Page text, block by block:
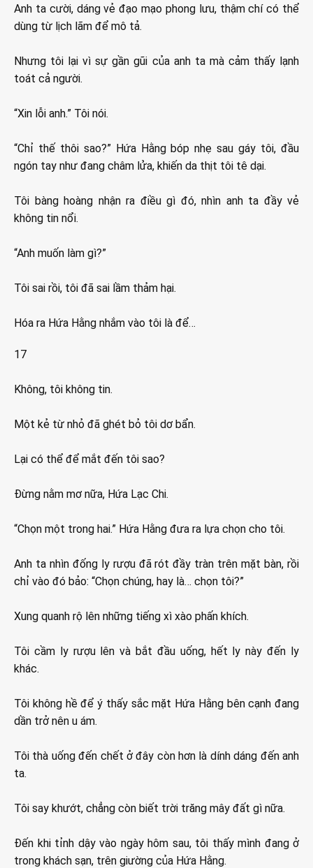
Anh ta cười, dáng vẻ đạo mạo phong lưu, thậm chí có thể
dùng từ lịch lãm để mô tả.
Nhưng tôi lại vì sự gần gũi của anh ta mà cảm thấy lạnh
toát cả người.
“Xin lỗi anh.” Tôi nói.
“Chỉ thế thôi sao?” Hứa Hằng bóp nhẹ sau gáy tôi, đầu
ngón tay như đang châm lửa, khiến da thịt tôi tê dại.
Tôi bàng hoàng nhận ra điều gì đó, nhìn anh ta đầy vẻ
không tin nổi.
“Anh muốn làm gì?”
Tôi sai rồi, tôi đã sai lầm thảm hại.
Hóa ra Hứa Hằng nhắm vào tôi là để…
17
Không, tôi không tin.
Một kẻ từ nhỏ đã ghét bỏ tôi dơ bẩn.
Lại có thể để mắt đến tôi sao?
Đừng nằm mơ nữa, Hứa Lạc Chi.
“Chọn một trong hai.” Hứa Hằng đưa ra lựa chọn cho tôi.
Anh ta nhìn đống ly rượu đã rót đầy tràn trên mặt bàn, rồi
chỉ vào đó bảo: “Chọn chúng, hay là… chọn tôi?”
Xung quanh rộ lên những tiếng xì xào phấn khích.
Tôi cầm ly rượu lên và bắt đầu uống, hết ly này đến ly
khác.
Tôi không hề để ý thấy sắc mặt Hứa Hằng bên cạnh đang
dần trở nên u ám.
Tôi thà uống đến chết ở đây còn hơn là dính dáng đến anh
ta.
Tôi say khướt, chẳng còn biết trời trăng mây đất gì nữa.
Đến khi tỉnh dậy vào ngày hôm sau, tôi thấy mình đang ở
trong khách sạn, trên giường của Hứa Hằng.